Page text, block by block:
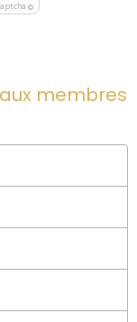
©
membres